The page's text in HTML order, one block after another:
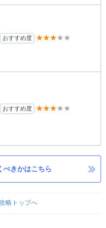
おすすめ度 ★★★★★
おすすめ度 ★★★★★
べきかはこちら
略トップへ